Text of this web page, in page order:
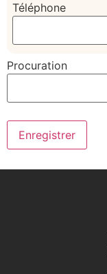
Téléphone
Procuration
Enregistrer